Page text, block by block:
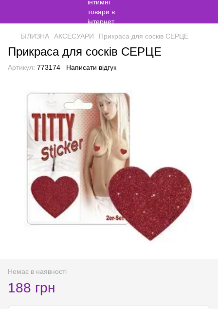
БІЛИЗНА АКСЕСУАРИ Прикраса для сосків СЕРЦЕ
Прикраса для сосків СЕРЦЕ
Артикул: 773174 Написати відгук
Немає в наявності
188 грн